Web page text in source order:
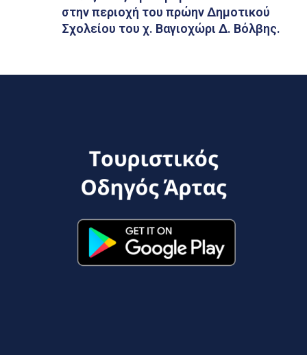
στην περιοχή του πρώην Δημοτικού
Σχολείου του χ. Βαγιοχώρι Δ. Βόλβης.